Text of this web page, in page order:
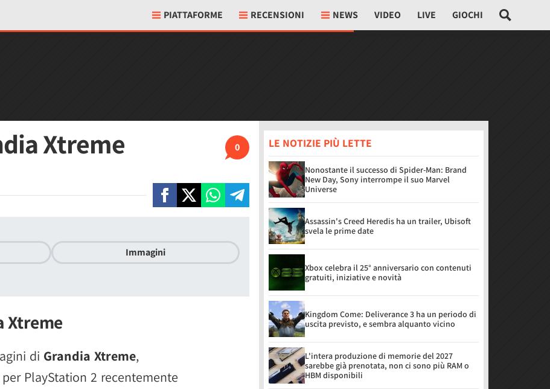
PIATTAFORME RECENSIONI NEWS VIDEO LIVE GIOCHI
0
Xtreme
Immagini
Xtreme
di Grandia Xtreme,
PlayStation 2 recentemente
LE NOTIZIE PIÙ LETTE
Nonostante il successo di Spider-Man: Brand
New Day, Sony interrompe il suo Marvel
Universe
Assassin's Creed Heredis ha un trailer, Ubisoft
svela le prime date
Xbox celebra il 25° anniversario con contenuti
gratuiti, iniziative e novità
Kingdom Come: Deliverance 3 ha un periodo di
uscita previsto, e sembra alquanto vicino
L'intera produzione di memorie del 2027
sarebbe già prenotata, non ci sono più RAM o
HBM disponibili